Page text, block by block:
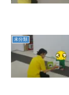
未分類